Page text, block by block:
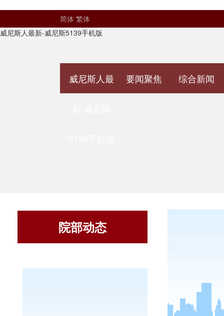
简体 繁体
威尼斯人最新-威尼斯5139手机版
威尼斯人最 要闻聚焦 综合新闻
院部动态